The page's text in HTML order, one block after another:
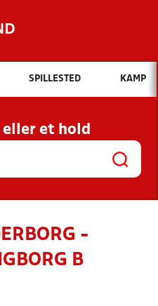
Hvad vil du søge efter?
OG NYHEDER
KLUBBER OG
SPILLESTED KAMP
eller et hold
-
B